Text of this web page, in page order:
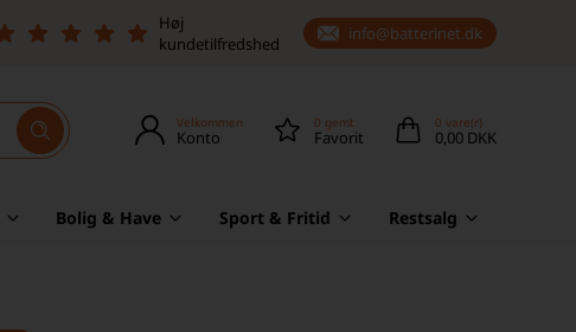
Høj
kundetilfredshed
info@batterinet.dk
Velkommen
Konto
0 gemt
Favorit
0 vare(r)
0,00 DKK
Bolig & Have Sport & Fritid Restsalg